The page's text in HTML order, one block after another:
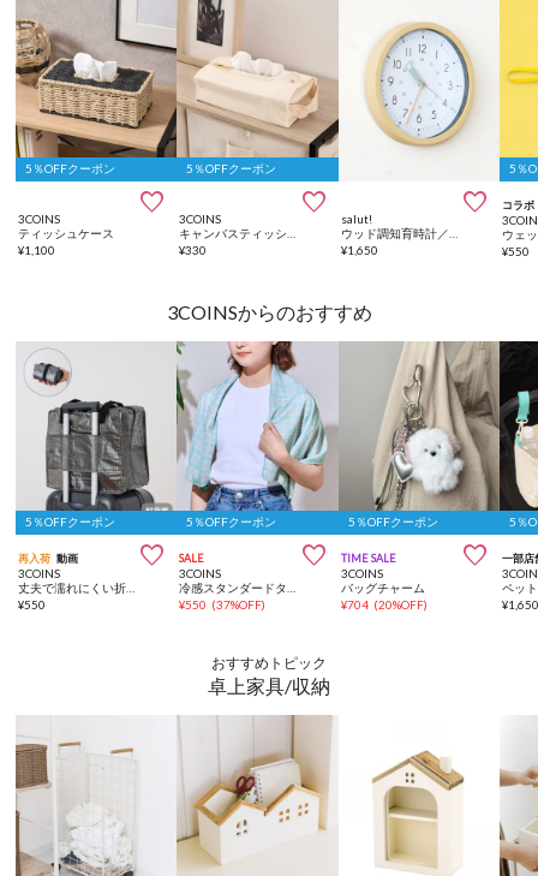
5％OFFクーポン

3COINS
ティッシュケース
¥1,100
5％OFFクーポン

3COINS
¥330

salut!
¥1,650
5％
コラボ
¥550
3COINSからのおすすめ
5％OFFクーポン
再入荷 動画 
3COINS
¥550
5％OFFクーポン
SALE 
3COINS
¥550 (37%OFF)
5％OFFクーポン
TIME SALE 
3COINS
バッグチャーム
¥704 (20%OFF)
5％
一部店
ペッ
¥
おすすめトピック
卓上家具/収納